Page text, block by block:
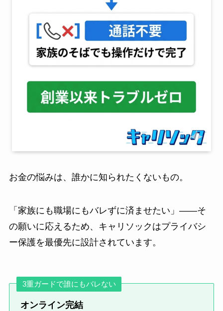
お金の悩みは、誰かに知られたくないもの。
「家族にも職場にもバレずに済ませたい」——そ
の願いに応えるため、キャリソックはプライバシ
ー保護を最優先に設計されています。
3重ガードで誰にもバレない
オンライン完結